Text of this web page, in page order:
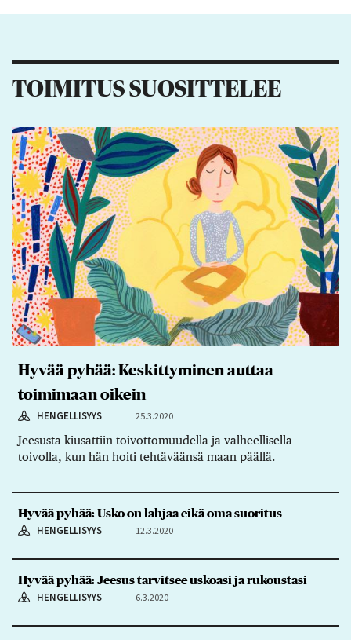
TOIMITUS SUOSITTELEE
Hyvää pyhää: Keskittyminen auttaa
toimimaan oikein
HENGELLISYYS 25.3.2020
Jeesusta kiusattiin toivottomuudella ja valheellisella
toivolla, kun hän hoiti tehtäväänsä maan päällä.
Hyvää pyhää: Usko on lahjaa eikä oma suoritus
HENGELLISYYS 12.3.2020
Hyvää pyhää: Jeesus tarvitsee uskoasi ja rukoustasi
HENGELLISYYS 6.3.2020